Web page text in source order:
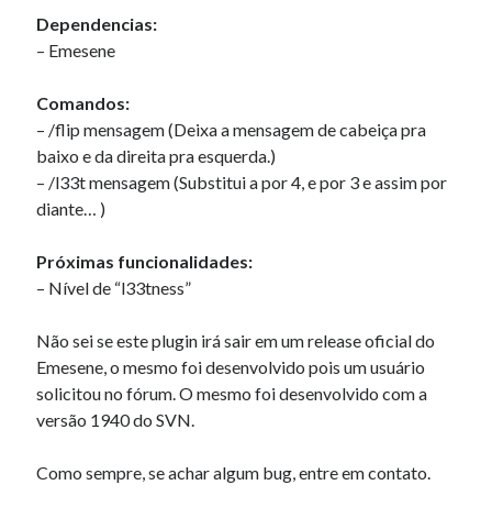
« mar
Artigos Recentes
Ubuntu 12.04 – Configurando Samba (3.6.3)
Projetos – Git Hub
Compilando para Teensy 3.0 no Windows utilizando Makefile
Usando USB ASP como não root
Erro no banco de dados do WordPress:[Table
'mb_comments' is marked as crashed and should be
repaired]
SELECT COUNT(*) FROM mb_comments JOIN mb_posts
WHERE ( comment_approved = '1' ) AND
Dependencias:
– Emesene
Comandos:
– /flip mensagem (Deixa a mensagem de cabeiça pra
baixo e da direita pra esquerda.)
– /l33t mensagem (Substitui a por 4, e por 3 e assim por
diante… )
Próximas funcionalidades:
– Nível de “l33tness”
Não sei se este plugin irá sair em um release oficial do
Emesene, o mesmo foi desenvolvido pois um usuário
solicitou no fórum. O mesmo foi desenvolvido com a
versão 1940 do SVN.
Como sempre, se achar algum bug, entre em contato.